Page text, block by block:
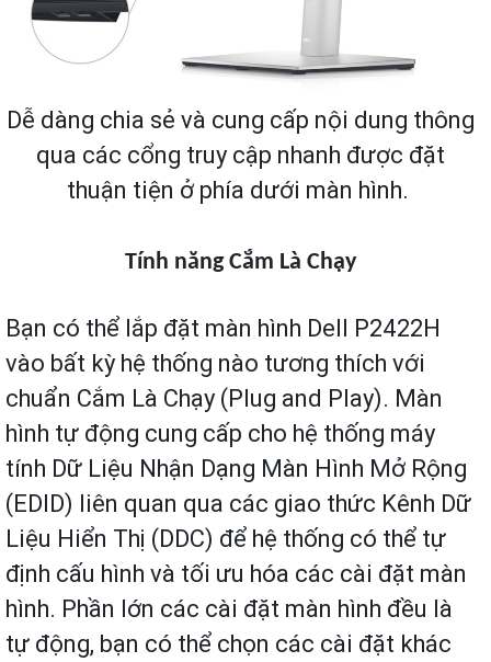
Dễ dàng chia sẻ và cung cấp nội dung thông
qua các cổng truy cập nhanh được đặt
thuận tiện ở phía dưới màn hình.
Tính năng Cắm Là Chạy
Bạn có thể lắp đặt màn hình Dell P2422H
vào bất kỳ hệ thống nào tương thích với
chuẩn Cắm Là Chạy (Plug and Play). Màn
hình tự động cung cấp cho hệ thống máy
tính Dữ Liệu Nhận Dạng Màn Hình Mở Rộng
(EDID) liên quan qua các giao thức Kênh Dữ
Liệu Hiển Thị (DDC) để hệ thống có thể tự
định cấu hình và tối ưu hóa các cài đặt màn
hình. Phần lớn các cài đặt màn hình đều là
tự động, bạn có thể chọn các cài đặt khác